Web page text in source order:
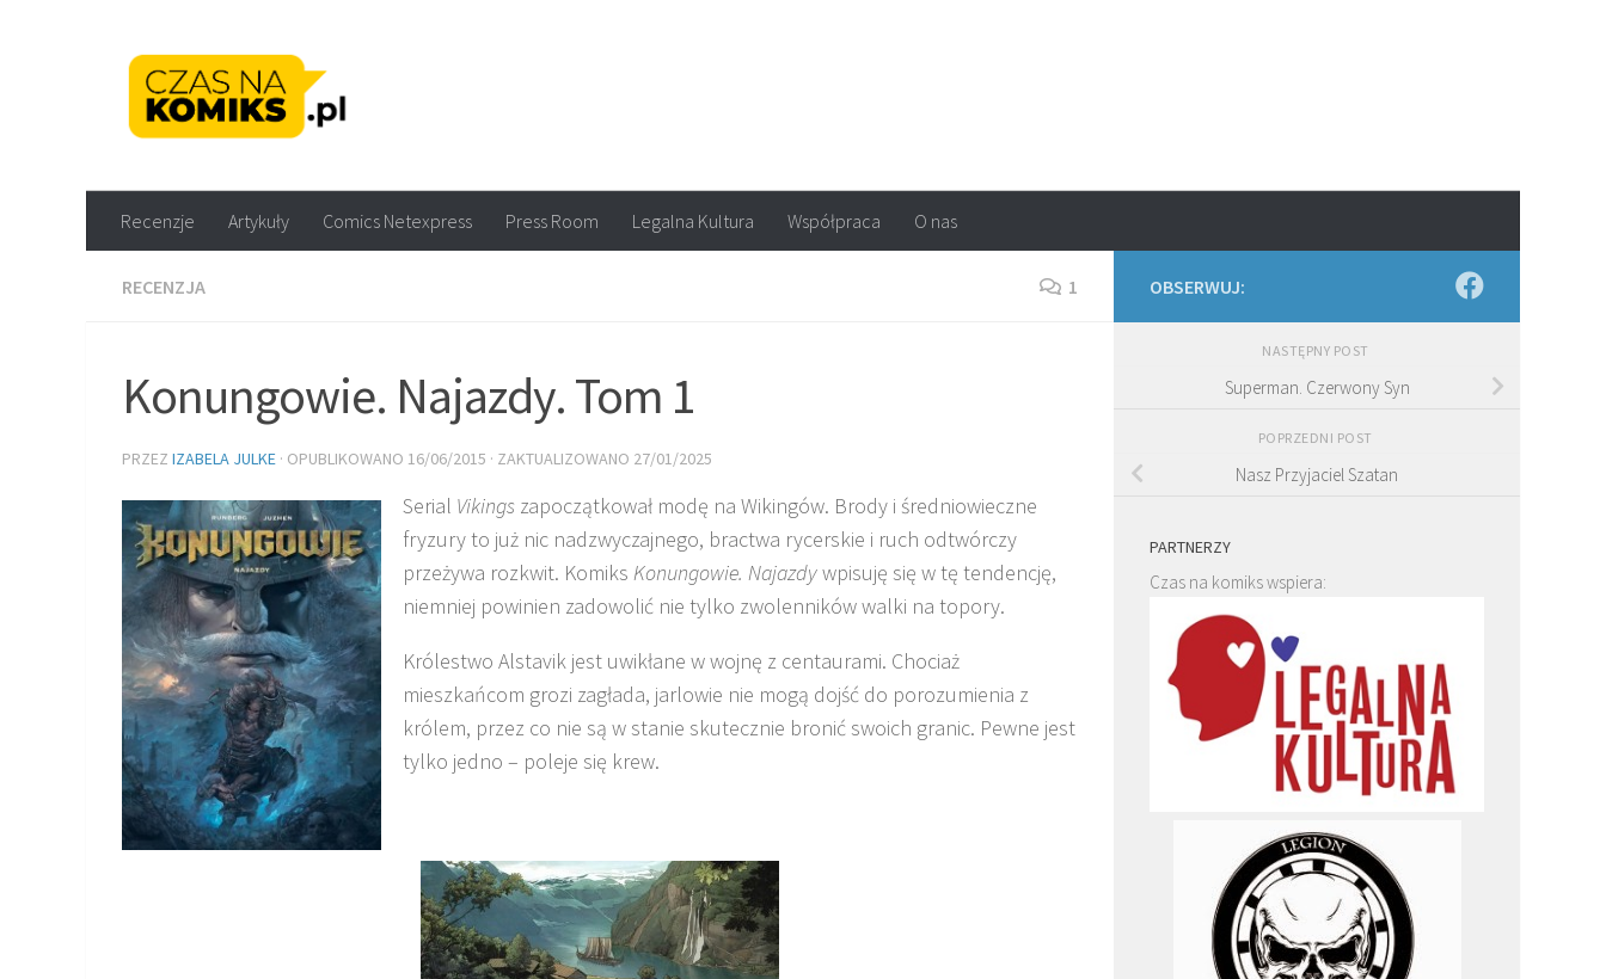
Recenzje Artykuły Comics Netexpress Press Room Legalna Kultura Współpraca O nas
RECENZJA 1
Konungowie. Najazdy. Tom 1
PRZEZ IZABELA JULKE · OPUBLIKOWANO 16/06/2015 · ZAKTUALIZOWANO 27/01/2025
Serial Vikings zapoczątkował modę na Wikingów. Brody i średniowieczne
fryzury to już nic nadzwyczajnego, bractwa rycerskie i ruch odtwórczy
przeżywa rozkwit. Komiks Konungowie. Najazdywpisuję się w tę tendencję,
niemniej powinien zadowolić nie tylko zwolenników walki na topory.
Królestwo Alstavik jest uwikłane w wojnę z centaurami. Chociaż
mieszkańcom grozi zagłada, jarlowie nie mogą dojść do porozumienia z
królem, przez co nie są w stanie skutecznie bronić swoich granic. Pewne jest
tylko jedno – poleje się krew.
OBSERWUJ:
NASTĘPNY POST
Superman. Czerwony Syn
POPRZEDNI POST
Nasz Przyjaciel Szatan
PARTNERZY
Czas na komiks wspiera: